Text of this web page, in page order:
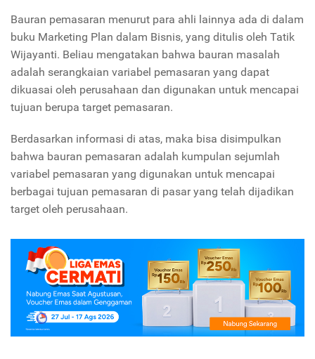
Bauran pemasaran menurut para ahli lainnya ada di dalam
buku Marketing Plan dalam Bisnis, yang ditulis oleh Tatik
Wijayanti. Beliau mengatakan bahwa bauran masalah
adalah serangkaian variabel pemasaran yang dapat
dikuasai oleh perusahaan dan digunakan untuk mencapai
tujuan berupa target pemasaran.
Berdasarkan informasi di atas, maka bisa disimpulkan
bahwa bauran pemasaran adalah kumpulan sejumlah
variabel pemasaran yang digunakan untuk mencapai
berbagai tujuan pemasaran di pasar yang telah dijadikan
target oleh perusahaan.